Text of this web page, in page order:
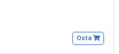
Osta